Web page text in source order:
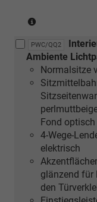
Holz
Nussbaum
braun
naturell)
Verbindung
mit
[5MC]
Dekoreinlagen
Holz
Linde
Sediment
silbergrau
naturell
oder
[5MF]
Dekoreinlagen
PWC/QQ2
Ambiente
Normalsitze
Fond
4-Wege-
elektrisch
glänzend für
den